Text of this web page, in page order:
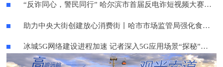
“反诈同心，警民同行” 哈尔滨市首届反电诈短视频大赛火热开启
助力中央大街创建放心消费街丨哈市市场监管局强化食品安全检查指导
冰城5G网络建设进程加速 记者深入5G应用场景“探秘”未来